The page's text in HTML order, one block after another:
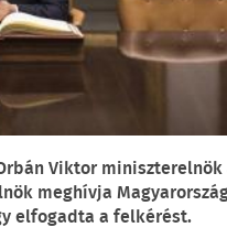
Viktor
meghívja
elfogadta a felkérést.